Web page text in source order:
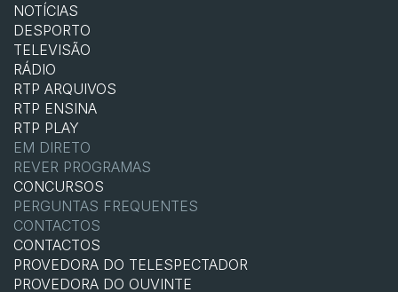
NOTÍCIAS
DESPORTO
TELEVISÃO
RÁDIO
RTP ARQUIVOS
RTP ENSINA
RTP PLAY
EM DIRETO
REVER PROGRAMAS
CONCURSOS
PERGUNTAS FREQUENTES
CONTACTOS
CONTACTOS
PROVEDORA DO TELESPECTADOR
PROVEDORA DO OUVINTE